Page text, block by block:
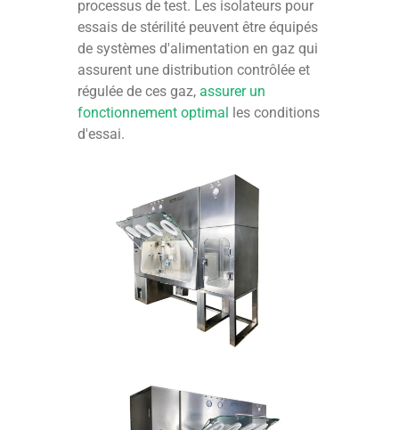
processus de test. Les isolateurs pour
essais de stérilité peuvent être équipés
de systèmes d'alimentation en gaz qui
assurent une distribution contrôlée et
régulée de ces gaz,assurer un
fonctionnement optimal les conditions
d'essai.